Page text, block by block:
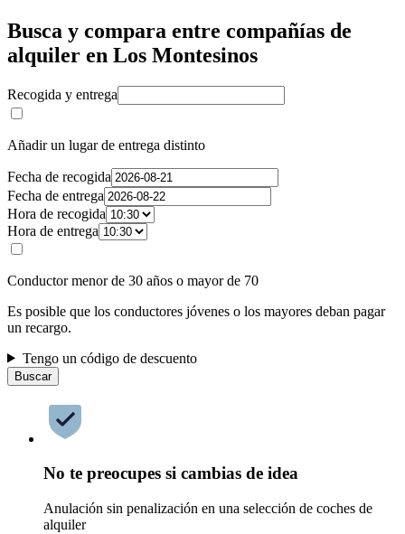
Busca y compara entre compañías de
alquiler en Los Montesinos
Recogida y entrega
Añadir un lugar de entrega distinto
Fecha de recogida
Fecha de entrega
Hora de recogida
Hora de entrega
Conductor menor de 30 años o mayor de 70
Es posible que los conductores jóvenes o los mayores deban pagar
un recargo.
Tengo un código de descuento
Buscar
No te preocupes si cambias de idea
Anulación sin penalización en una selección de coches de
alquiler